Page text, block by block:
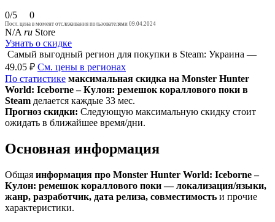
0/5 0
Посл. цена в момент отслеживания пользователями 09.04.2024
N/A ru Store
Узнать о скидке
Самый выгодный регион для покупки в Steam: Украина —
49.05 ₽ См. цены в регионах
По статистике максимальная скидка на Monster Hunter
World: Iceborne – Кулон: ремешок кораллового поки в
Steam делается каждые 33 мес.
Прогноз скидки: Следующую максимальную скидку стоит
ожидать в ближайшее время/дни.
Основная информация
Общая информация про Monster Hunter World: Iceborne –
Кулон: ремешок кораллового поки — локализация/языки,
жанр, разработчик, дата релиза, совместимость и прочие
характеристики.